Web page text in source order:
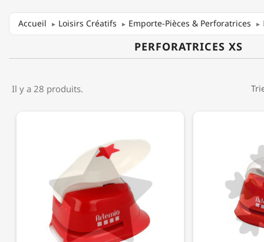
Accueil Loisirs Créatifs Emporte-Pièces & Perforatrices
PERFORATRICES XS
Il y a 28 produits.